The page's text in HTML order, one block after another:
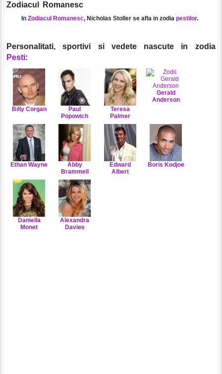
Zodiacul Romanesc
In Zodiacul Romanesc, Nicholas Stoller se afla in zodia pestilor.
Personalitati, sportivi si vedete nascute in zodia
Pesti:
Billy Corgan
Paul
Popowich
Teresa
Palmer
Gerald
Anderson
Ethan Wayne
Abby
Brammell
Edward
Albert
Boris Kodjoe
Daniella
Monet
Alexandra
Davies